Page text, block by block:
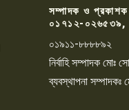
সম্পাদক ও প্রকাশক
০১৭১২-০২৬৫৩৯,
০১৯১১-৮৮৮৮৯২
নির্বাহি সম্পাদক মোঃ
ব্যবস্থাপনা সম্পাদকঃ